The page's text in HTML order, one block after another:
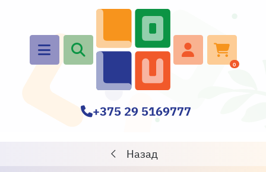
0
+375 29 5169777
Назад